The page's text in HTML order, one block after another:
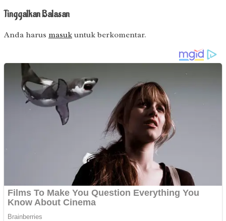
Tinggalkan Balasan
Anda harus masuk untuk berkomentar.